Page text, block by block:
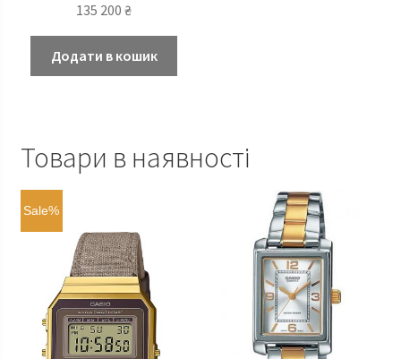
135 200₴
Додати в кошик
Товари в наявності
Sale%